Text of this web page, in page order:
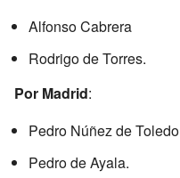
Alfonso Cabrera
Rodrigo de Torres.
Por Madrid:
Pedro Núñez de Toledo
Pedro de Ayala.